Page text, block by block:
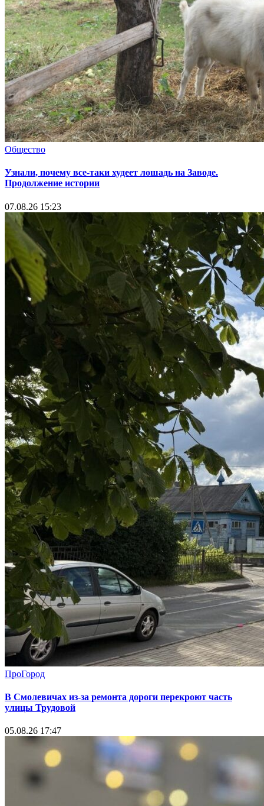
Общество
Узнали, почему все-таки худеет лошадь на Заводе.
Продолжение истории
07.08.26 15:23
ПроГород
В Смолевичах из-за ремонта дороги перекроют часть
улицы Трудовой
05.08.26 17:47